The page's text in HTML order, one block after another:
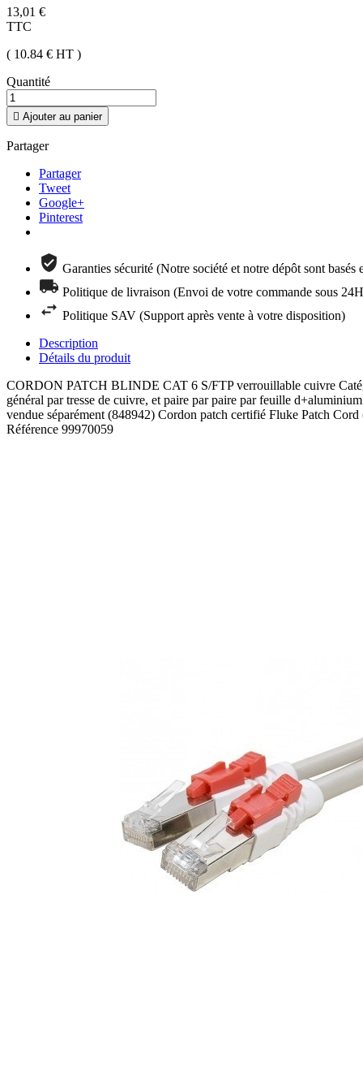
13,01 €
TTC
( 10.84 € HT )
Quantité
 Ajouter au panier
Partager
Partager
Tweet
Google+
Pinterest
Garanties sécurité (Notre société et notre dépôt sont basés
Politique de livraison (Envoi de votre commande sous
Politique SAV (Support après vente à votre disposition)
Description
Détails du produit
CORDON PATCH BLINDE CAT 6 S/FTP verrouillable cuivre
général par tresse de cuivre, et paire par paire par feuille
vendue séparément (848942) Cordon patch certifié Fluke Patch Cord
Référence 99970059